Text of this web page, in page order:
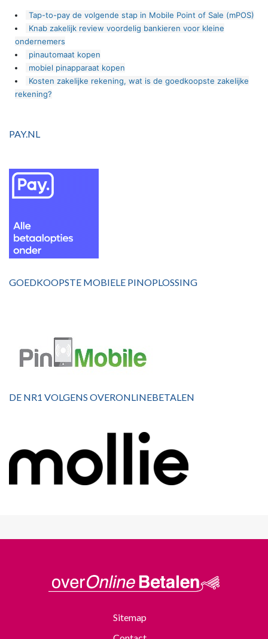
Tap-to-pay de volgende stap in Mobile Point of Sale (mPOS)
Knab zakelijk review voordelig bankieren voor kleine
ondernemers
pinautomaat kopen
mobiel pinapparaat kopen
Kosten zakelijke rekening, wat is de goedkoopste zakelijke
rekening?
PAY.NL
GOEDKOOPSTE MOBIELE PINOPLOSSING
DE NR1 VOLGENS OVERONLINEBETALEN
Sitemap